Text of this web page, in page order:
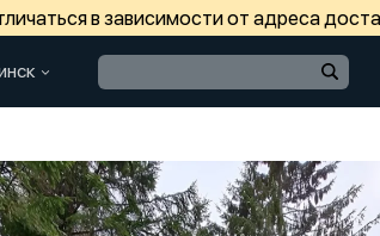
в зависимости от адреса